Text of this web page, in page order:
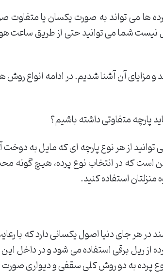
ها می تواند به صورت یکسان یا متفاوت
شما می توانید حتی از طریق ساعت
و مزایای آن آشنا شدیم. در ادامه انواع
پارچه متفاوتی داشته باشیم؟
از هر نوع پارچه ای که مایل به دوخت
که در انتخاب نوع پرده، هیچ گونه
استفاده کنید.
هر جای دنیا اصول یکسانی دارد که با
از ریل برقی استفاده می شود و در داخل
پرده به دو روش کلی سقفی و دیواری